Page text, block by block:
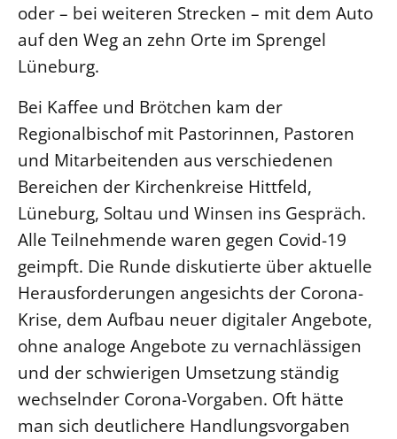
oder – bei weiteren Strecken – mit dem Auto
auf den Weg an zehn Orte im Sprengel
Lüneburg.
Bei Kaffee und Brötchen kam der
Regionalbischof mit Pastorinnen, Pastoren
und Mitarbeitenden aus verschiedenen
Bereichen der Kirchenkreise Hittfeld,
Lüneburg, Soltau und Winsen ins Gespräch.
Alle Teilnehmende waren gegen Covid-19
geimpft. Die Runde diskutierte über aktuelle
Herausforderungen angesichts der Corona-
Krise, dem Aufbau neuer digitaler Angebote,
ohne analoge Angebote zu vernachlässigen
und der schwierigen Umsetzung ständig
wechselnder Corona-Vorgaben. Oft hätte
man sich deutlichere Handlungsvorgaben
MITARBEIT
Ehrenamt
Freie Stellen
BIBLIOTHEK & ARCHIV
SERVICE
Älterwerden im Pfarrberuf
Beteiligungsverfahren
Beschwerdestellen
Ephoralbüro
Finanzplanung
Fundraising
IT-Service
Corporate Design